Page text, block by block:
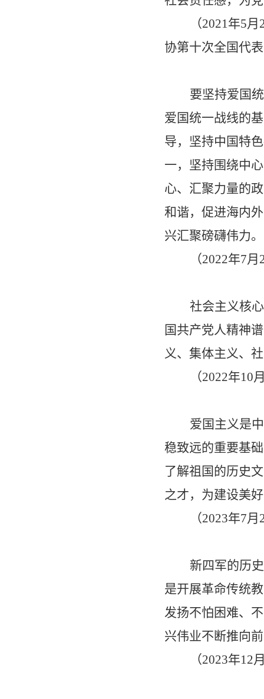
（2021年5月
协第十次全国代
要坚持爱国
爱国统一战线的
导，坚持中国特
一，坚持围绕中
心、汇聚力量的
和谐，促进海内
兴汇聚磅礴伟力。
（2022年7月
社会主义核
国共产党人精神
义、集体主义、
（2022年10
爱国主义是
稳致远的重要基
了解祖国的历史
之才，为建设美
（2023年7月
新四军的历
是开展革命传统
发扬不怕困难、
兴伟业不断推向
（2023年12